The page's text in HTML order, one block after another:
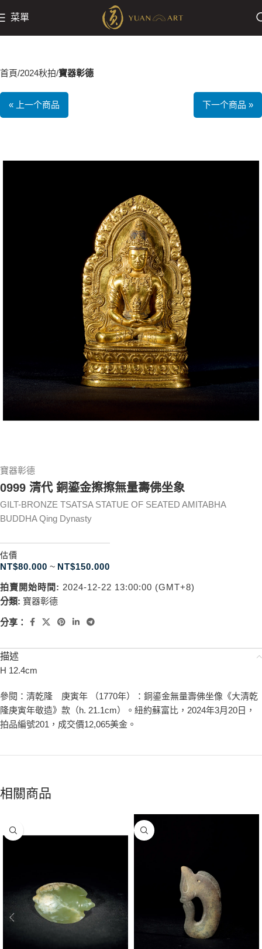
菜單
首頁 2024秋拍 寶器彰德
« 上一个商品 下一个商品 »
寶器彰德
0999 清代 銅鎏金擦擦無量壽佛坐象
GILT-BRONZE TSATSA STATUE OF SEATED AMITABHA
BUDDHA Qing Dynasty
估價
NT$80.000 ~ NT$150.000
拍賣開始時間: 2024-12-22 13:00:00 (GMT+8)
分類: 寶器彰德
分享：
描述
H 12.4cm
參閱：清乾隆 庚寅年 （1770年）：銅鎏金無量壽佛坐像《大清乾
隆庚寅年敬造》款（h. 21.1cm）。紐約蘇富比，2024年3月20日，
拍品編號201，成交價12,065美金。
相關商品